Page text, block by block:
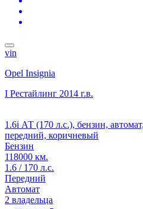
vin
Opel Insignia
I Рестайлинг 2014 г.в.
1.6i АТ (170 л.с.), бензин,
передний, коричневый
Бензин
118000 км.
1.6 / 170 л.с.
Передний
Автомат
2 владельца